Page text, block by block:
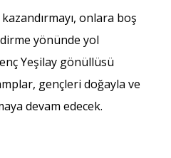
onlara boş
yönünde yol
Yeşilay gönüllüsü
gençleri doğayla ve
devam edecek.